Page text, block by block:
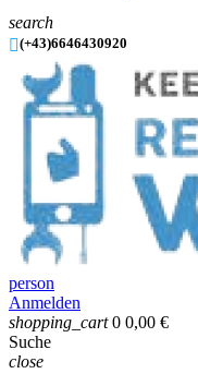
search
(+43)6646430920
person
Anmelden
shopping_cart 0 0,00 €
Suche
close